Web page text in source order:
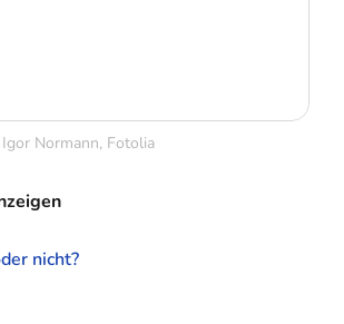
Normann, Fotolia
nicht?